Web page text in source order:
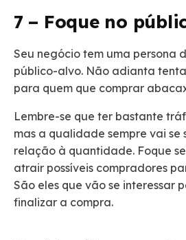
7 – Foque no
Seu negócio tem uma persona
público-alvo. Não adianta
para quem que comprar
Lembre-se que ter bastante
mas a qualidade sempre vai se
relação à quantidade. Foque
atrair possíveis compradores
São eles que vão se interessar
finalizar a compra.